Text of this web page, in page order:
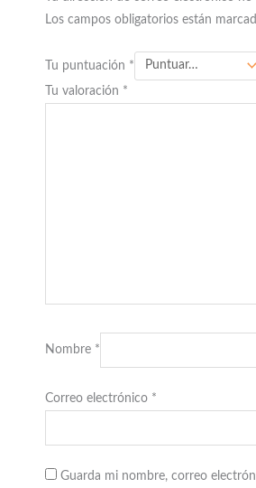
Los campos obligatorios están
Tu puntuación *
Tu valoración *
Nombre *
Correo electrónico *
Guarda mi nombre, correo